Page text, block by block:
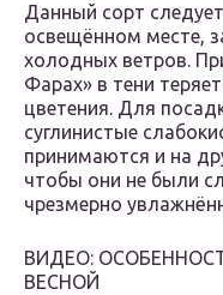
Данный сорт
освещённом месте,
холодных ветров.
Фарах» в тени
цветения. Для
суглинистые
принимаются и на
чтобы они не были
чрезмерно
ВИДЕО:
ВЕСНОЙ